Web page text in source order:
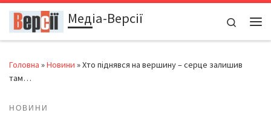
Перейти до вмістуМедіа-Версії
Search
Головна »Новини »Хто піднявся на вершину – серце залишив
там…
НОВИНИ